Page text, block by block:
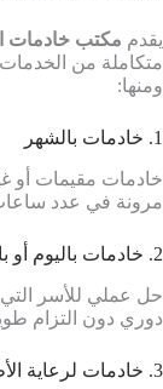
يقدم مكتب خادمات
متكاملة من الخدمات
ومنها:
1. خادمات بالشهر
خادمات مقيمات أو
مرونة في عدد
2. خادمات باليوم أو بالساعة
حل عملي للأسر
دوري دون التزام
3. خادمات لرعاية الأطفال